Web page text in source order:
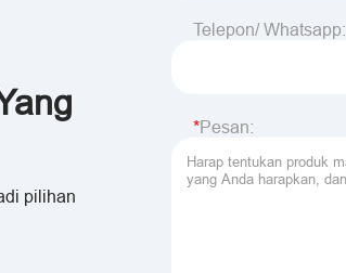
pilihan
Telepon/ Whatsapp:
Pesan: